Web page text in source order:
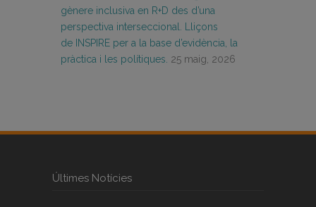
gènere inclusiva en R+D des d’una
perspectiva interseccional. Lliçons
de INSPIRE per a la base d’evidència, la
pràctica i les polítiques. 25 maig, 2026
Últimes Notícies